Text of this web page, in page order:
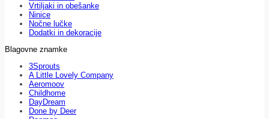
Vrtiljaki in obešanke
Ninice
Nočne lučke
Dodatki in dekoracije
Blagovne znamke
3Sprouts
A Little Lovely Company
Aeromoov
Childhome
DayDream
Done by Deer